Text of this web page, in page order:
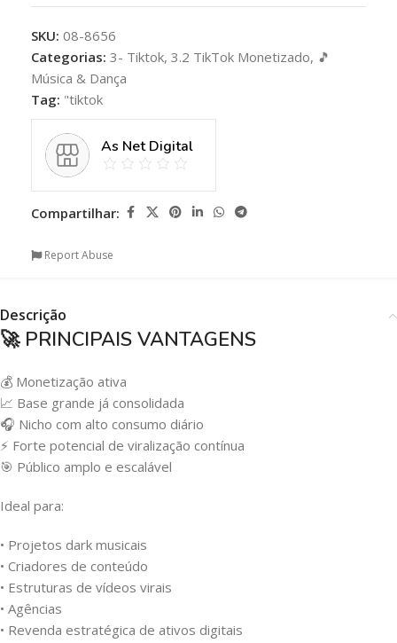
SKU: 08-8656
Categorias: 3- Tiktok, 3.2 TikTok Monetizado, 🎵
Música & Dança
Tag: "tiktok
As Net Digital
Compartilhar:
Report Abuse
Descrição
🚀 PRINCIPAIS VANTAGENS
💰 Monetização ativa
📈 Base grande já consolidada
🎧 Nicho com alto consumo diário
⚡ Forte potencial de viralização contínua
🎯 Público amplo e escalável
Ideal para:
• Projetos dark musicais
• Criadores de conteúdo
• Estruturas de vídeos virais
• Agências
• Revenda estratégica de ativos digitais